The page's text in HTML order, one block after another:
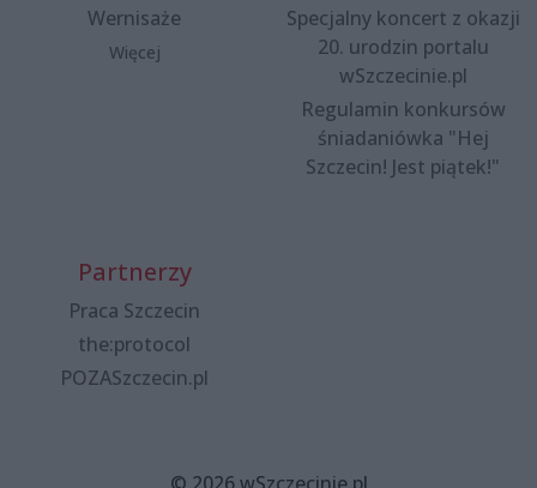
Wernisaże
Więcej
Specjalny koncert z okazji
20. urodzin portalu
wSzczecinie.pl
Regulamin konkursów
śniadaniówka "Hej
Szczecin! Jest piątek!"
Partnerzy
Praca Szczecin
the:protocol
POZASzczecin.pl